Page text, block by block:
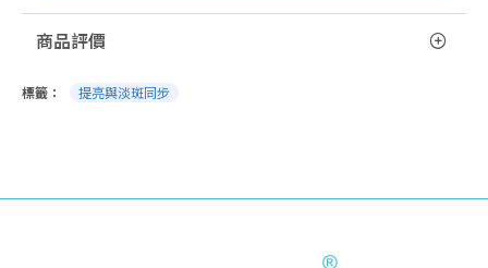
商品評價
標籤： 提亮與淡斑同步